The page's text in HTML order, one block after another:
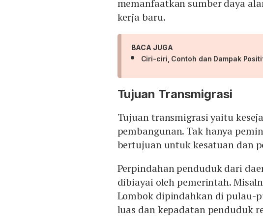
memanfaatkan sumber daya
kerja baru.
BACA JUGA
Ciri-ciri, Contoh dan Dampak
Tujuan Transmigrasi
Tujuan transmigrasi yaitu
pembangunan. Tak hanya
bertujuan untuk kesatuan dan
Perpindahan penduduk dari
dibiayai oleh pemerintah.
Lombok dipindahkan di pulau-
luas dan kepadatan penduduk